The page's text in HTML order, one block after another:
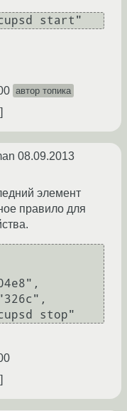
start"
автор топика
08.09.2013
элемент
правило для
stop"